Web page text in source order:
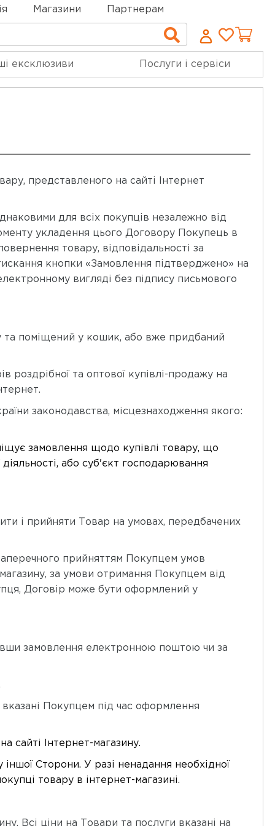
Магазини Партнерам
Пошук
ексклюзиви Послуги і сервіси
представленого на сайті Інтернет
для всіх покупців незалежно від
укладення цього Договору Покупець в
товару, відповідальності за
кнопки «Замовлення підтверджено» на
вигляді без підпису письмового
та поміщений у кошик, або вже придбаний
та оптової купівлі-продажу на
законодавства, місцезнаходження якого:
замовлення щодо купівлі товару, що
або суб'єкт господарювання
і прийняти Товар на умовах, передбачених
прийняттям Покупцем умов
за умови отримання Покупцем від
Договір може бути оформлений у
замовлення електронною поштою чи за
Покупцем під час оформлення
сайті Інтернет-магазину.
іншої Сторони. У разі ненадання необхідної
товару в інтернет-магазині.
Всі ціни на Товари та послуги вказані на